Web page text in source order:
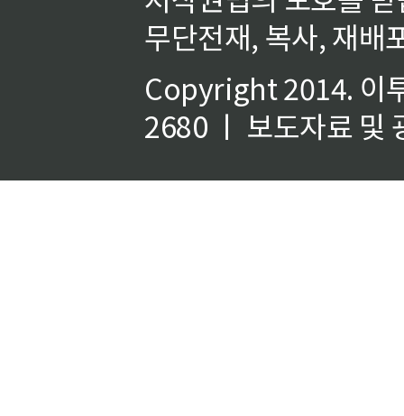
무단전재, 복사, 재배
Copyright 2014. 이
2680 ㅣ 보도자료